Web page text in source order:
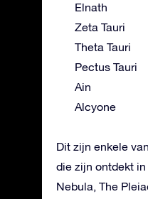
Elnath
Zeta Tauri
Theta Tauri
Pectus Tauri
Ain
Alcyone
Dit zijn enkele
die zijn ontdekt in
Nebula, The